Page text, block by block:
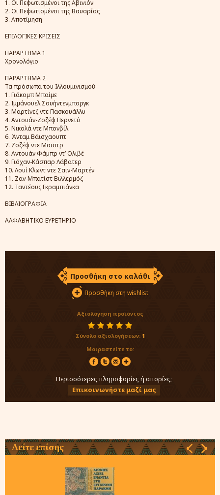
1. Οι Πεφωτισμένοι της Αβινιόν
2. Οι Πεφωτισμένοι της Βαυαρίας
3. Αποτίμηση
ΕΠΙΛΟΓΙΚΕΣ ΚΡΙΣΕΙΣ
ΠΑΡΑΡΤΗΜΑ 1
Χρονολόγιο
ΠΑΡΑΡΤΗΜΑ 2
Τα πρόσωπα του Ιλλουμινισμού
1. Γιάκομπ Μπαίμε
2. Ιμμάνουελ Σουήντενμποργκ
3. Μαρτίνεζ ντε Πασκουάλλυ
4. Αντουάν-Ζοζέφ Περνετύ
5. Νικολά ντε Μπονβίλ
6. Άνταμ Βάισχαουπτ
7. Ζοζέφ ντε Μαιστρ
8. Αντουάν Φάµπρ ντ’ Ολιβέ
9. Γιόχαν-Κάσπαρ Λάβατερ
10. Λουί Κλωντ ντε Σαιν-Μαρτέν
11. Ζαν-Μπατίστ Βιλλερμόζ
12. Ταντέους Γκραμπιάνκα
ΒΙΒΛΙΟΓΡΑΦΙΑ
ΑΛΦΑΒΗΤΙΚΟ ΕΥΡΕΤΗΡΙΟ
Προσθήκη στο καλάθι
Προσθήκη στη wishlist
Αξιολόγηση προϊόντος
Σύνολο αξιολογήσεων: 1
Μοιραστείτε το:
Περισσότερες πληροφορίες ή απορίες;
Επικοινωνήστε μαζί μας
Δείτε επίσης ‹ ›